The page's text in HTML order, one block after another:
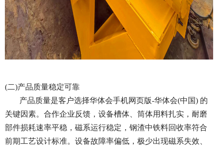
(二)产品质量稳定可靠
产品质量是客户选择华体会手机网页版-华体会(中国) 的
关键因素。合作企业反馈，设备槽体、筒体用料扎实，耐磨
部件损耗速率平稳，磁系运行稳定，钢渣中铁料回收率符合
前期工艺设计标准。设备故障率偏低，极少出现磁系失效、